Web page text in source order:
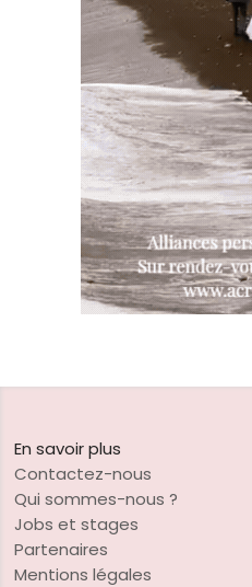
En savoir plus
Contactez-nous
Qui sommes-nous ?
Jobs et stages
Partenaires
Mentions légales